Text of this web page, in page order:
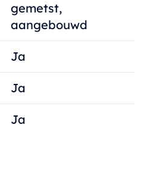
gemetst,
aangebouwd
Ja
Ja
Ja